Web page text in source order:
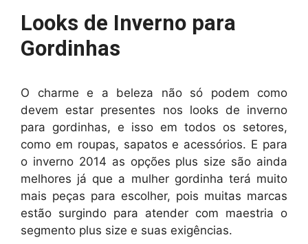
Looks de Inverno para
Gordinhas
O charme e a beleza não só podem como
devem estar presentes nos looks de inverno
para gordinhas, e isso em todos os setores,
como em roupas, sapatos e acessórios. E para
o inverno 2014 as opções plus size são ainda
melhores já que a mulher gordinha terá muito
mais peças para escolher, pois muitas marcas
estão surgindo para atender com maestria o
segmento plus size e suas exigências.